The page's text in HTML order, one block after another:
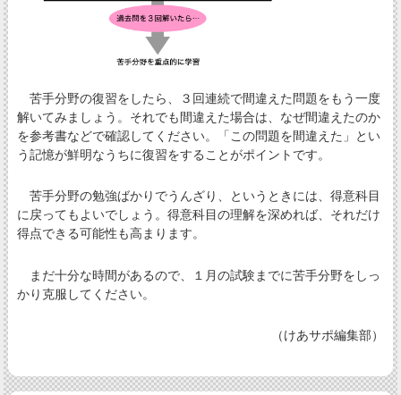
苦手分野の復習をしたら、３回連続で間違えた問題をもう一度
解いてみましょう。それでも間違えた場合は、なぜ間違えたのか
を参考書などで確認してください。「この問題を間違えた」とい
う記憶が鮮明なうちに復習をすることがポイントです。
苦手分野の勉強ばかりでうんざり、というときには、得意科目
に戻ってもよいでしょう。得意科目の理解を深めれば、それだけ
得点できる可能性も高まります。
まだ十分な時間があるので、１月の試験までに苦手分野をしっ
かり克服してください。
（けあサポ編集部）